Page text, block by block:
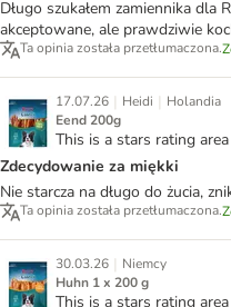
Długo szukałem zamiennika dla
akceptowane, ale prawdziwie
Ta opinia została przetłumaczona.
17.07.26 | Heidi | Holandia
Eend 200g
This is a stars rating
Zdecydowanie za miękki
Nie starcza na długo do żucia,
Ta opinia została przetłumaczona.
30.03.26 | Niemcy
Huhn 1 x 200 g
This is a stars rating